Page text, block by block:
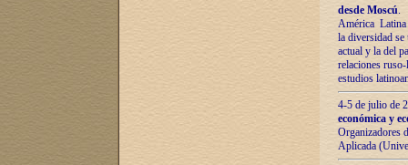
desde Moscú.
América Latina
la diversidad
actual у lа del
relaciones
estudios
4-5 de julio de
económica y
Organizadores
Aplicada